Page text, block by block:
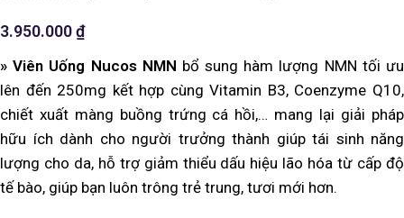
3.950.000₫
» Viên Uống Nucos NMN bổ sung hàm lượng NMN tối ưu
lên đến 250mg kết hợp cùng Vitamin B3, Coenzyme Q10,
chiết xuất màng buồng trứng cá hồi,… mang lại giải pháp
hữu ích dành cho người trưởng thành giúp tái sinh năng
lượng cho da, hỗ trợ giảm thiểu dấu hiệu lão hóa từ cấp độ
tế bào, giúp bạn luôn trông trẻ trung, tươi mới hơn.